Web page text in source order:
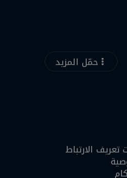
حمّل المزيد